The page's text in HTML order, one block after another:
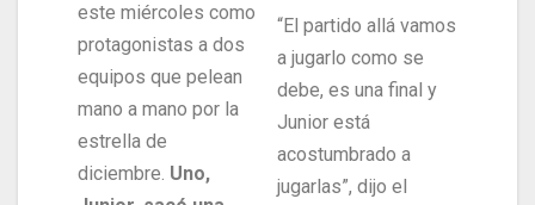
este miércoles como
protagonistas a dos
equipos que pelean
mano a mano por la
estrella de
diciembre. Uno,
“El partido allá vamos
a jugarlo como se
debe, es una final y
Junior está
acostumbrado a
jugarlas”, dijo el